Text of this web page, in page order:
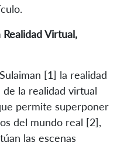
Virtual,
[1] la realidad
de la realidad virtual
permite superponer
del mundo real [2],
las escenas